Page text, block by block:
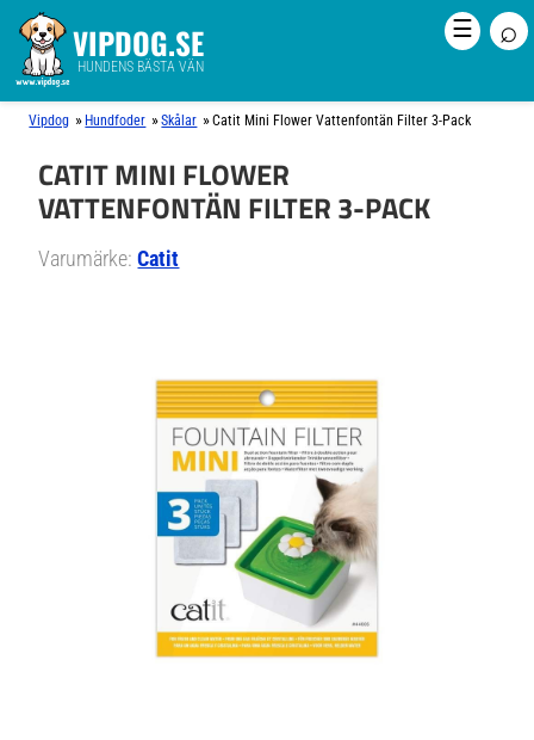
VIPDOG.SE
HUNDENS BÄSTA VÄN
☰ ⌕
Vipdog » Hundfoder »Skålar »Catit Mini Flower Vattenfontän Filter 3-Pack
CATIT MINI FLOWER
VATTENFONTÄN FILTER 3-PACK
Varumärke:Catit